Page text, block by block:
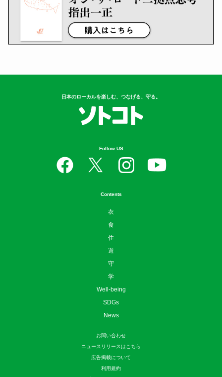
日本のローカルを楽しむ、つなげる、守る。
Follow US
Contents
衣
食
住
遊
守
学
Well-being
SDGs
News
お問い合わせ
ニュースリリースはこちら
広告掲載について
利用規約